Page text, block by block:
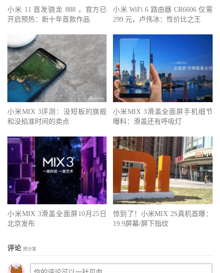
小米 11 首发骁龙 888 ，官方已
开启预热：新十年首款作品
小米 WiFi 6 路由器 CR6606 仅需
299 元，卢伟冰：性价比之王
小米MIX 3评测：没短板的旗舰
和没掐准时间的卖点
小米MIX 3滑盖全面屏手机细节
曝料：滑盖还有呼吸灯
小米MIX 3滑盖全面屏10月25日
北京发布
惊到了！小米MIX 2S真机首曝：
19:9屏幕/屏下指纹
评论 抢沙发